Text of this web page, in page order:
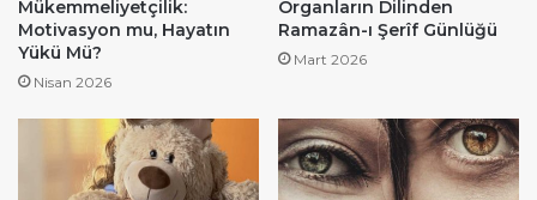
Mükemmeliyetçilik:
Motivasyon mu, Hayatın
Yükü Mü?
Nisan 2026
Organların Dilinden
Ramazân-ı Şerîf Günlüğü
Mart 2026